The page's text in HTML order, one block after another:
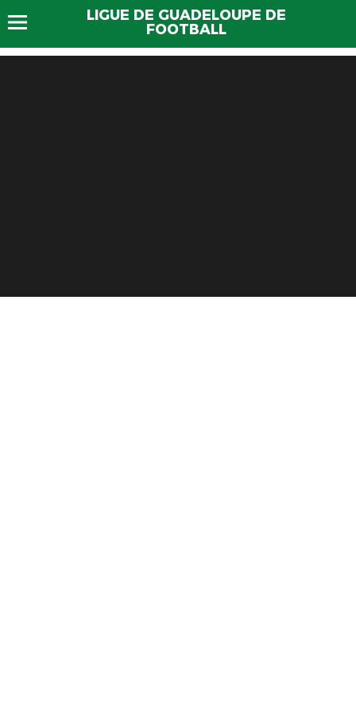
LIGUE DE GUADELOUPE DE
FOOTBALL